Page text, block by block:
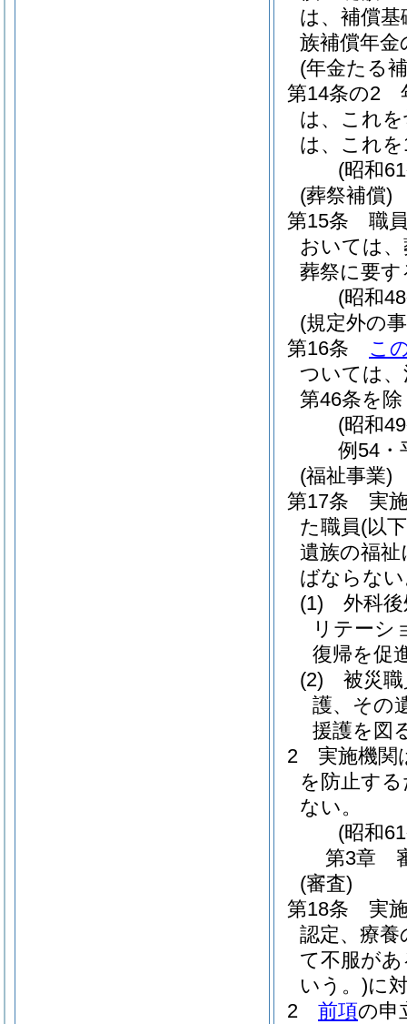
は、補償
族補償年
(年金たる
第14条の2
は、これ
は、これ
(昭和
(葬祭補償)
第15条
職
おいては
葬祭に要
(昭和
(規定外の
第16条
こ
ついては
第46条を
(昭和
例54・
(福祉事業)
第17条
実
た職員(以下
遺族の福
ばならな
(1)
外科
リテーシ
復帰を促
(2)
被災
護、その
援護を図
2
実施機関
を防止す
ない。
(昭和
第3章
(審査)
第18条
実
認定、療
て不服が
いう。)に
2
前項の申